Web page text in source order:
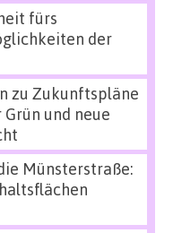
fürs
der
zu Zukunftspläne
und neue
Münsterstraße: